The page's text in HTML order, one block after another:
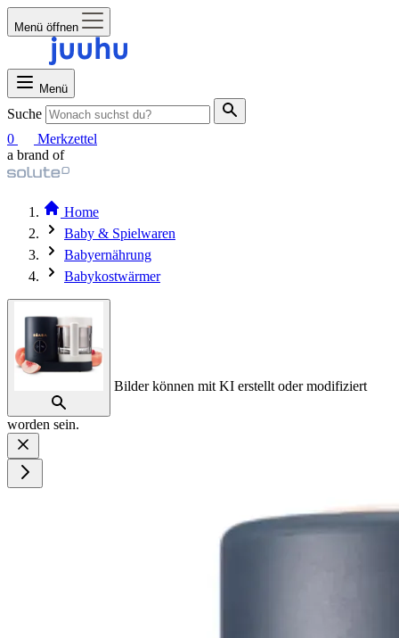
Menü öffnen
Menü
Suche
0
Merkzettel
a brand of
Home
Baby & Spielwaren
Babyernährung
Babykostwärmer
Bilder können mit KI erstellt oder modifiziert
worden sein.